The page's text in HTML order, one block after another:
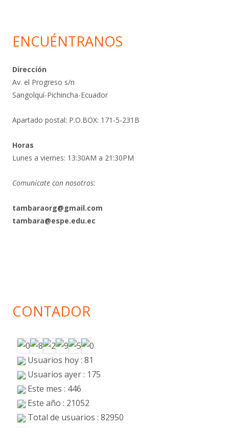
ENCUÉNTRANOS
Dirección
Av. el Progreso s/n
Sangolquí-Pichincha-Ecuador
Apartado postal: P.O.BOX: 171-5-231B
Horas
Lunes a viernes: 13:30AM a 21:30PM
Comunícate con nosotros:
tambaraorg@gmail.com
tambara@espe.edu.ec
CONTADOR
Usuarios hoy : 81
Usuarios ayer : 175
Este mes : 446
Este año : 21052
Total de usuarios : 82950